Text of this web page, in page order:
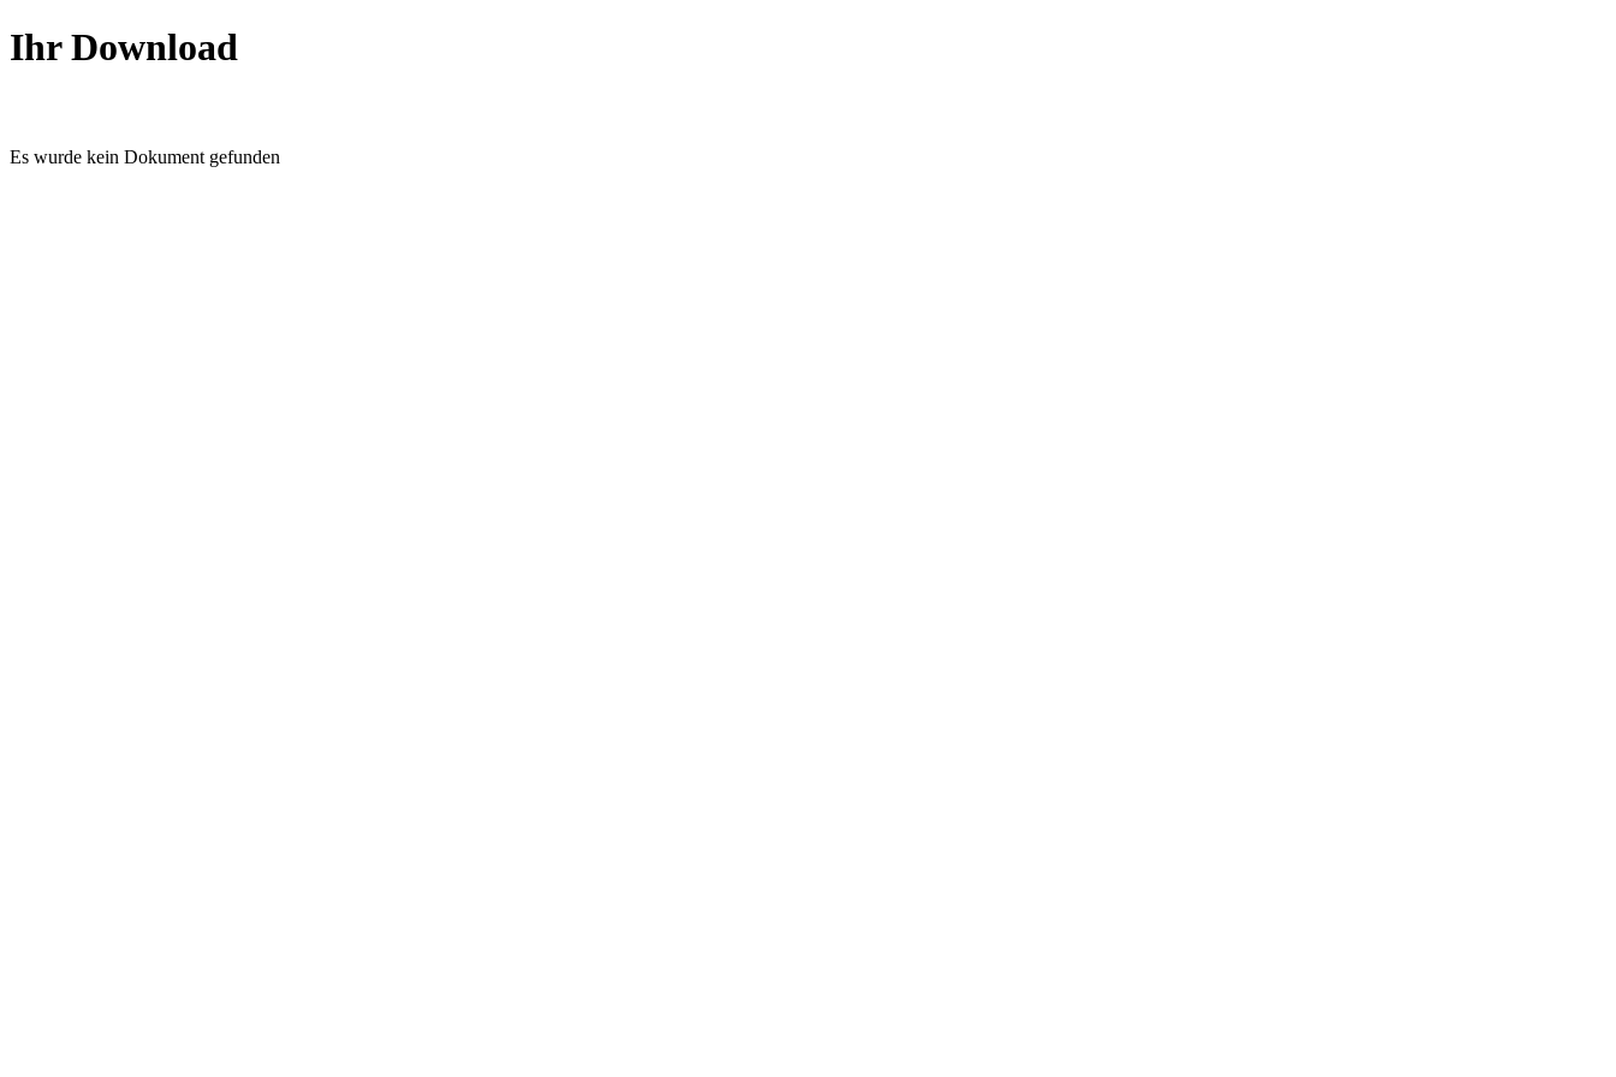
Ihr Download
Es wurde kein Dokument gefunden